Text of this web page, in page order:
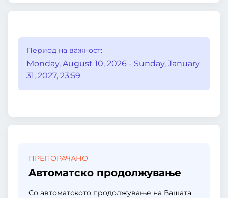
Период на важност:
Monday, August 10, 2026 - Sunday, January
31, 2027, 23:59
ПРЕПОРАЧАНО
Aвтоматско продолжување
Со автоматското продолжување на Вашата